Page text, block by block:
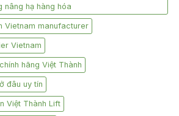
nâng hạ hàng hóa
Vietnam manufacturer
Vietnam
hãng Việt Thành
đâu uy tín
Việt Thành Lift